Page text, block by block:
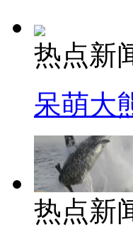
热点新
呆萌大
热点新